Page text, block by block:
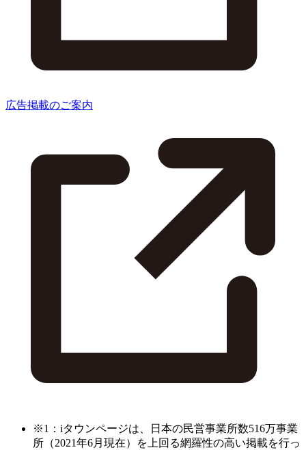
広告掲載のご案内
※1：iタウンページは、日本の民営事業所数516万事業
所（2021年6月現在）を上回る網羅性の高い掲載を行っ